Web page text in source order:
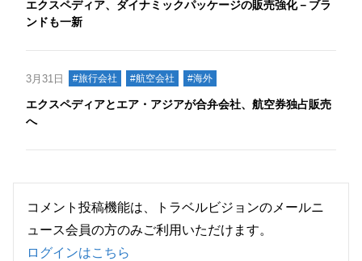
エクスペディア、ダイナミックパッケージの販売強化－ブラ
ンドも一新
3月31日 #旅行会社 #航空会社 #海外
エクスペディアとエア・アジアが合弁会社、航空券独占販売
へ
コメント投稿機能は、トラベルビジョンのメールニ
ュース会員の方のみご利用いただけます。
ログインはこちら